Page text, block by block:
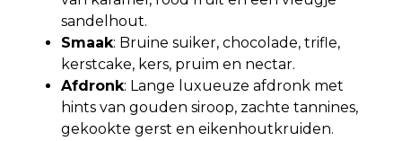
sandelhout.
Smaak: Bruine suiker, chocolade, trifle,
kerstcake, kers, pruim en nectar.
Afdronk: Lange luxueuze afdronk met
hints van gouden siroop, zachte tannines,
gekookte gerst en eikenhoutkruiden.